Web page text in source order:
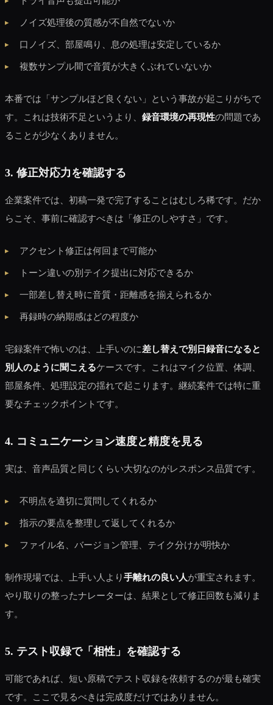
ノイズ処理後の質感が不自然でないか
口ノイズ、部屋鳴り、息の処理は安定しているか
複数サンプル間で音質が大きくぶれていないか
本番では「サンプルほど良くない」という事故が起こりがちで
す。これは技術不足というより、 録音環境の再現性の問題であ
ることが少なくありません。
3. 修正対応力を確認する
企業案件では、初稿一発で完了することはむしろ稀です。だか
らこそ、事前に確認すべきは「修正のしやすさ」です。
アクセント修正は何回まで可能か
トーン違いの別テイク提出に対応できるか
一部差し替え時に音質・距離感を揃えられるか
再録時の納期感はどの程度か
宅録案件で怖いのは、上手いのに差し替えで別日録音になると
別人のように聞こえるケースです。これはマイク位置、体調、
部屋条件、処理設定の揺れで起こります。継続案件では特に重
要なチェックポイントです。
4. コミュニケーション速度と精度を見る
実は、音声品質と同じくらい大切なのがレスポンス品質です。
不明点を適切に質問してくれるか
指示の要点を整理して返してくれるか
ファイル名、バージョン管理、テイク分けが明快か
制作現場では、上手い人より手離れの良い人が重宝されます。
やり取りの整ったナレーターは、結果として修正回数も減りま
す。
5. テスト収録で「相性」を確認する
可能であれば、短い原稿でテスト収録を依頼するのが最も確実
です。ここで見るべきは完成度だけではありません。